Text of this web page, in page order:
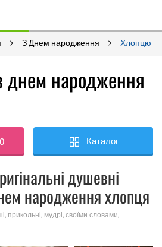
З Днем народження Хлопцю
днем ​​народження
0 Каталог
душевні
​​народження хлопця
прикольні, мудрі, своїми словами,